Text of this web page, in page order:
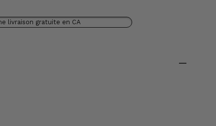
livraison gratuite en CA